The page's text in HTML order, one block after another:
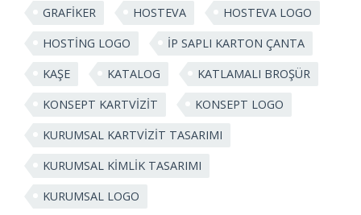
GRAFIKER
HOSTEVA
HOSTEVA LOGO
HOSTING LOGO
IP SAPLI KARTON ÇANTA
KAŞE
KATALOG
KATLAMALI BROŞÜR
KONSEPT KARTVIZIT
KONSEPT LOGO
KURUMSAL KARTVIZIT TASARIMI
KURUMSAL KIMLIK TASARIMI
KURUMSAL LOGO